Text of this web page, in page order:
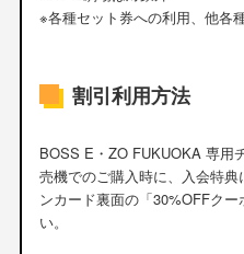
※各種セット券への利用、他各
割引利用方法
BOSS E・ZO FUKUOKA 専用
売機でのご購入時に、入会特
ンカード裏面の「30%OFFク
い。